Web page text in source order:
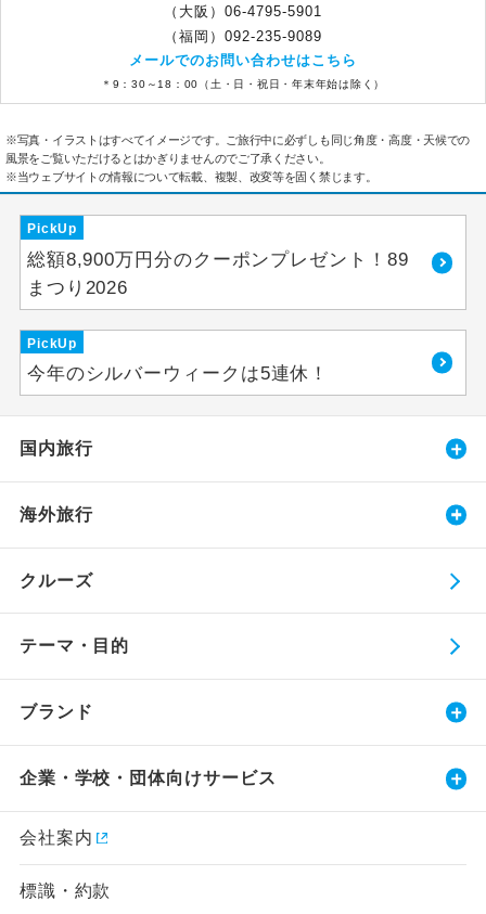
（大阪）06-4795-5901
（福岡）092-235-9089
メールでのお問い合わせはこちら
＊9：30～18：00（土・日・祝日・年末年始は除く）
※写真・イラストはすべてイメージです。ご旅行中に必ずしも同じ角度・高度・天候での
風景をご覧いただけるとはかぎりませんのでご了承ください。
※当ウェブサイトの情報について転載、複製、改変等を固く禁じます。
PickUp
総額8,900万円分のクーポンプレゼント！89
まつり2026
PickUp
今年のシルバーウィークは5連休！
国内旅行
海外旅行
クルーズ
テーマ・目的
ブランド
企業・学校・団体向けサービス
会社案内
標識・約款